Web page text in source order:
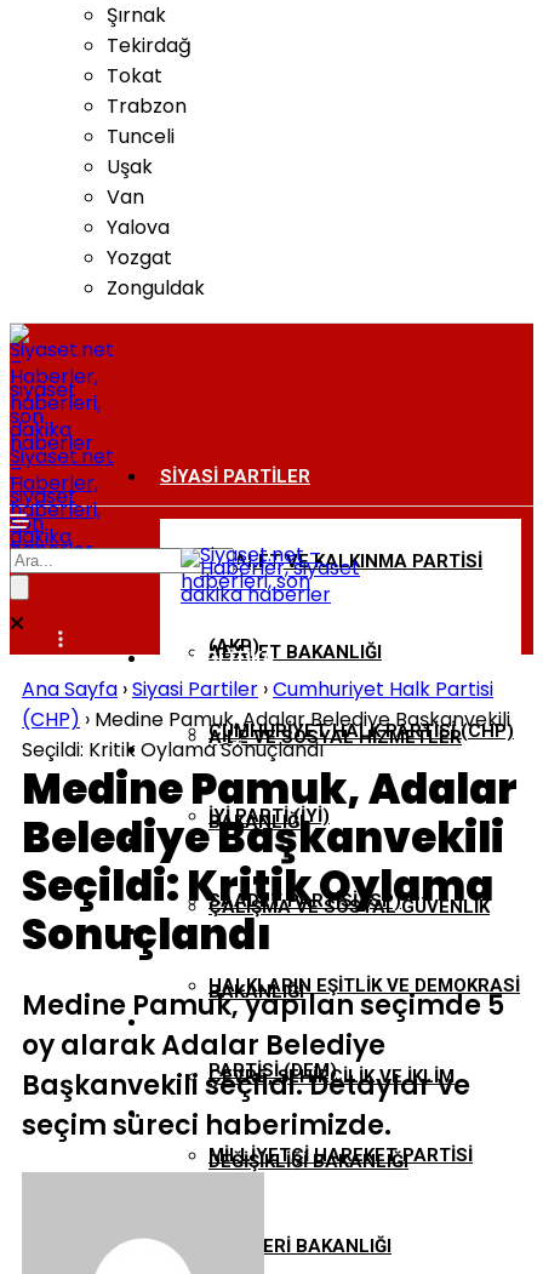
Şırnak
Tekirdağ
Tokat
Trabzon
Tunceli
Uşak
Van
Yalova
Yozgat
Zonguldak
Siyaset.net
–
Haberler,
siyaset
haberleri,
son
dakika
haberler
SIYASI PARTILER
ADALET VE KALKINMA PARTISI
(AKP)
CUMHURIYET HALK PARTISI (CHP)
İYI PARTI (İYİ)
SAADET PARTISI (SP)
HALKLARIN EŞITLIK VE DEMOKRASI
PARTISI (DEM)
MILLIYETÇI HAREKET PARTISI
BAKANLIKLAR
ADALET BAKANLIĞI
AILE VE SOSYAL HIZMETLER
BAKANLIĞI
ÇALIŞMA VE SOSYAL GÜVENLIK
BAKANLIĞI
ÇEVRE, ŞEHIRCILIK VE İKLIM
DEĞIŞIKLIĞI BAKANLIĞI
DIŞIŞLERI BAKANLIĞI
DIŞ POLITIKA
EKONOMI
GÜNDEM
TBMM
YEREL YÖNETIMLER
Ana Sayfa ›Siyasi Partiler ›Cumhuriyet Halk Partisi
(CHP) › Medine Pamuk, Adalar Belediye Başkanvekili
Seçildi: Kritik Oylama Sonuçlandı
Medine Pamuk, Adalar
Belediye Başkanvekili
Seçildi: Kritik Oylama
Sonuçlandı
Medine Pamuk, yapılan seçimde 5
oy alarak Adalar Belediye
Başkanvekili seçildi. Detaylar ve
seçim süreci haberimizde.